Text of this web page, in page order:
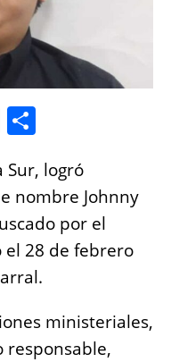
C
p
y
Li
n
k
a
re
Sur, logró
nombre Johnny
por el
28 de febrero
ministeriales,
responsable,